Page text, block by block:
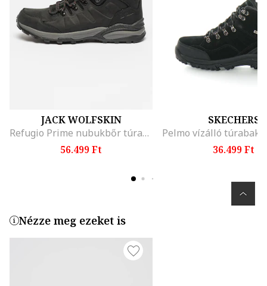
JACK WOLFSKIN
Refugio Prime nubukbőr túrabakancs, Fekete/Sötétszürke
56.499 Ft
SKECHERS
36.499 Ft
Nézze meg ezeket is